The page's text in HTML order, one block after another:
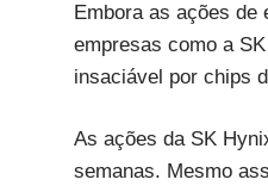
Embora as ações de
empresas como a
insaciável por chips
As ações da SK
semanas. Mesmo